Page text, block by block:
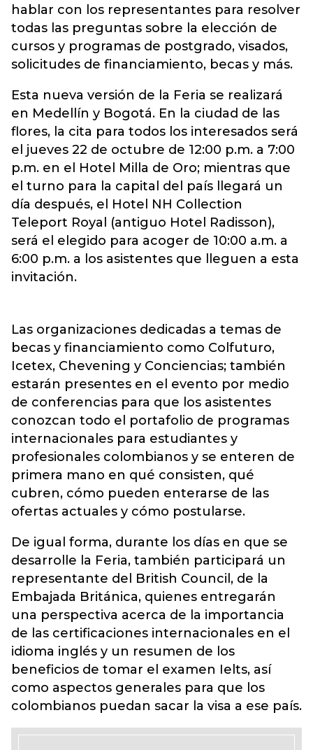
hablar con los representantes para resolver
todas las preguntas sobre la elección de
cursos y programas de postgrado, visados,
solicitudes de financiamiento, becas y más.
Esta nueva versión de la Feria se realizará
en Medellín y Bogotá. En la ciudad de las
flores, la cita para todos los interesados será
el jueves 22 de octubre de 12:00 p.m. a 7:00
p.m. en el Hotel Milla de Oro; mientras que
el turno para la capital del país llegará un
día después, el Hotel NH Collection
Teleport Royal (antiguo Hotel Radisson),
será el elegido para acoger de 10:00 a.m. a
6:00 p.m. a los asistentes que lleguen a esta
invitación.
Las organizaciones dedicadas a temas de
becas y financiamiento como Colfuturo,
Icetex, Chevening y Conciencias; también
estarán presentes en el evento por medio
de conferencias para que los asistentes
conozcan todo el portafolio de programas
internacionales para estudiantes y
profesionales colombianos y se enteren de
primera mano en qué consisten, qué
cubren, cómo pueden enterarse de las
ofertas actuales y cómo postularse.
De igual forma, durante los días en que se
desarrolle la Feria, también participará un
representante del British Council, de la
Embajada Británica, quienes entregarán
una perspectiva acerca de la importancia
de las certificaciones internacionales en el
idioma inglés y un resumen de los
beneficios de tomar el examen Ielts, así
como aspectos generales para que los
colombianos puedan sacar la visa a ese país.